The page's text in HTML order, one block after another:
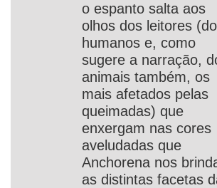
o espanto salta aos
olhos dos leitores
humanos e, como
sugere a narração,
animais também, os
mais afetados pelas
queimadas) que
enxergam nas cores
aveludadas que
Anchorena nos
as distintas facetas